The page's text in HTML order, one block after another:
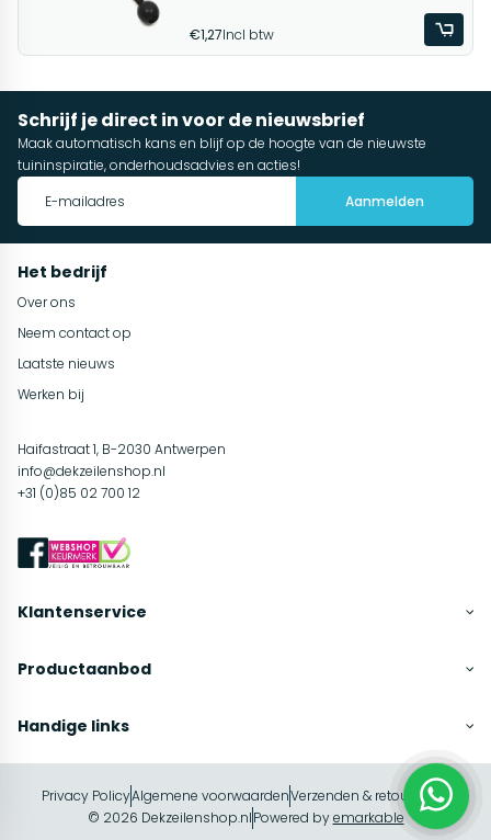
€1,27Incl btw
In winkelwagen
Schrijf je direct in voor de nieuwsbrief
Maak automatisch kans en blijf op de hoogte van de nieuwste
tuininspiratie, onderhoudsadvies en acties!
Aanmelden
Het bedrijf
Over ons
Neem contact op
Laatste nieuws
Werken bij
Haifastraat 1, B-2030 Antwerpen
info@dekzeilenshop.nl
+31 (0)85 02 700 12
Klantenservice
Productaanbod
Handige links
Privacy PolicyAlgemene voorwaardenVerzenden & retourneren
© 2026 Dekzeilenshop.nlPowered byemarkable